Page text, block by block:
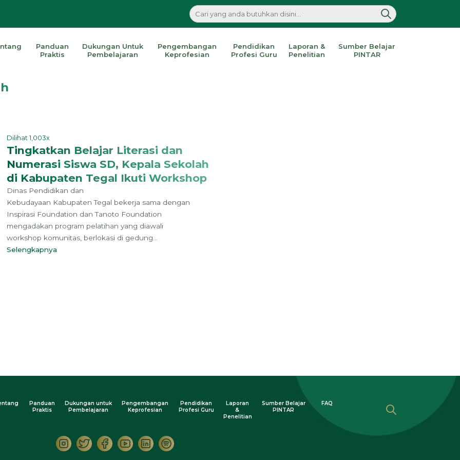
Panduan
Praktis
Dukungan Untuk
Pembelajaran
Pengembangan
Keprofesian
Pendidikan
Profesi Guru
Laporan &
Penelitian
Sumber Belajar
PINTAR
Dilihat 1,003x
Tingkatkan Belajar Literasi dan
Numerasi Siswa SD, Kepala Sekolah
di Kabupaten Tegal Ikuti Workshop
Dinas Pendidikan dan
Kebudayaan Kabupaten Tegal bekerja sama dengan
Inspirasi Foundation dan Tanoto Foundation
mengadakan program pelatihan yang diawali
workshop komunitas, berlokasi di gedung...
Selengkapnya
Panduan
Praktis
Dukungan untuk
Pembelajaran
Pengembangan
Keprofesian
Pendidikan
Profesi Guru
Laporan
&
Penelitian
Sumber Belajar
PINTAR
FAQ